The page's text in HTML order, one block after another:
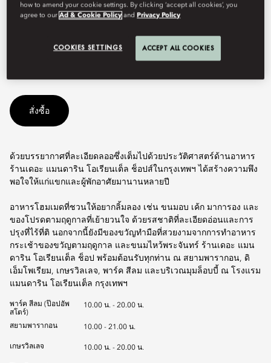
ช็อป
สั่งซื้อ
ด้วยบรรยากาศที่ละเอียดลออซึ่งเต็มไปด้วยประวัติศาสตร์ด้านอาหาร
ร้านเดอะ แมนดาริน โอเรียนเต็ล ช็อปส์ในกรุงเทพฯ ได้สร้างความพึง
พอใจให้แก่แขกและผู้พักอาศัยมานานหลายปี
อาหารโฮมเมดที่ชวนให้อยากลิ้มลอง เช่น ขนมอบ เค้ก มาการอง และ
ของโปรดตามฤดูกาลที่เย้ายวนใจ ด้วยรสชาติที่ละเอียดอ่อนและการ
ปรุงที่ไร้ที่ติ นอกจากนี้ยังมีของขวัญทำมือที่สวยงามจากการทำอาหาร
กระเช้าของขวัญตามฤดูกาล และขนมไหว้พระจันทร์ ร้านเดอะ แมน
ดาริน โอเรียนเต็ล ช็อป พร้อมต้อนรับทุกท่าน ณ สยามพารากอน, ดิ
เอ็มโพเรียม, เกษรวิลเลจ, พาร์ค สีลม และบริเวณมุมล็อบบี้ ณ โรงแรม
แมนดาริน โอเรียนเต็ล กรุงเทพฯ
พาร์ค สีลม (ป๊อปอัพ
สโตร์)
10.00 น. - 20.00 น.
สยามพารากอน 10.00 - 21.00 น.
เกษรวิลเลจ 10.00 น. - 20.00 น.
how to amend your cookie settings. By clicking ‘accept all cookies’, you
agree to ourAd & Cookie Policy andPrivacy Policy
COOKIES SETTINGS ACCEPT ALL COOKIES